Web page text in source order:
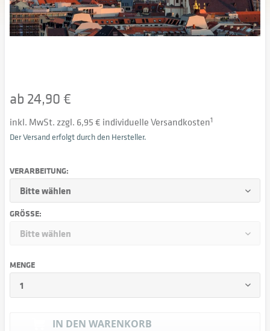
ab 24,90 €
inkl. MwSt. zzgl. 6,95 € individuelle Versandkosten1
Der Versand erfolgt durch den Hersteller.
VERARBEITUNG:
GRÖSSE:
MENGE
IN DEN WARENKORB